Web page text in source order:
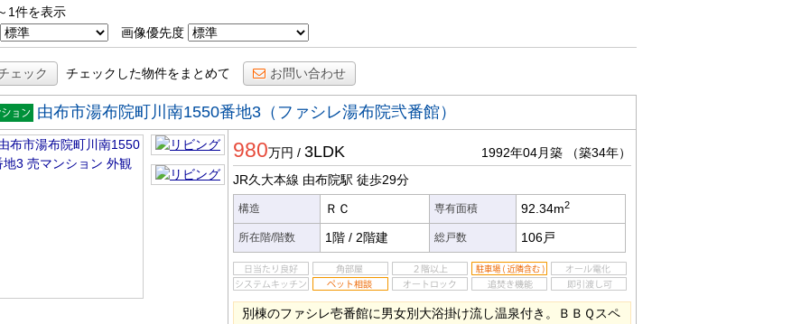
1件を表示
画像優先度
ェック チェックした物件をまとめて お問い合わせ
ンシ
由布市湯布院町川南1550番地3（ファシレ湯布院弐番館）
980万円 / 3LDK 1992年04月築
（築34年）
JR久大本線 由布院駅 徒歩29分
構造 ＲＣ 専有面積 92.34m2
所在階/階数 1階 / 2階建 総戸数 106戸
別棟のファシレ壱番館に男女別大浴掛け流し温泉付き。ＢＢＱスペ